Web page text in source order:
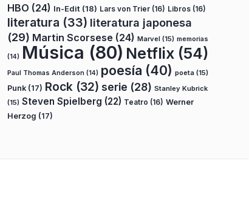
HBO (24) In-Edit (18) Lars von Trier (16) Libros (16)
literatura (33) literatura japonesa
(29) Martin Scorsese (24) Marvel (15) memorias
(14) Música (80) Netflix (54)
Paul Thomas Anderson (14) poesía (40) poeta (15)
Punk (17) Rock (32) serie (28) Stanley Kubrick
(15) Steven Spielberg (22) Teatro (16) Werner
Herzog (17)